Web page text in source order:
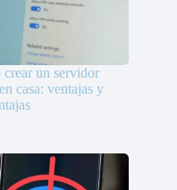
crear un servidor
casa: ventajas y